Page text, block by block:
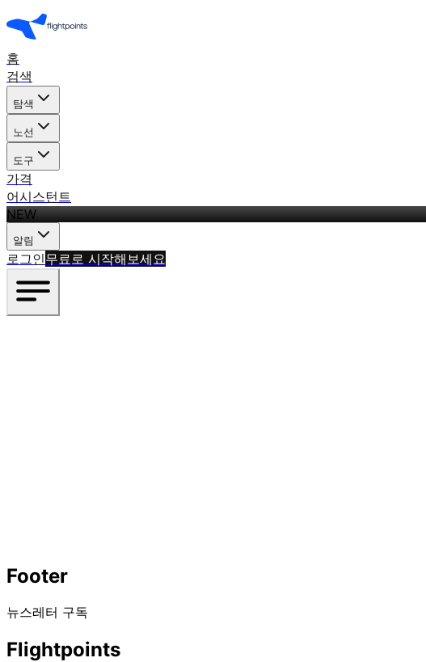
홈
검색
탐색
노선
도구
가격
어시스턴트
NEW
알림
로그인무료로 시작해보세요
Footer
뉴스레터 구독
Flightpoints